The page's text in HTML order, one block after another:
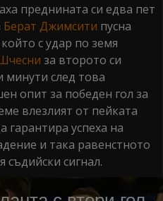
преднината си едва пет
Берат Джимсити пусна
който с удар по земя
за второто си
след това
опит за победен гол за
влезлият от пейката
гарантира успеха на
и така равенстното
съдийски сигнал.